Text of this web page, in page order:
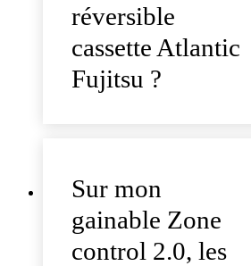
réversible
cassette Atlantic
Fujitsu ?
Sur mon
gainable Zone
control 2.0, les